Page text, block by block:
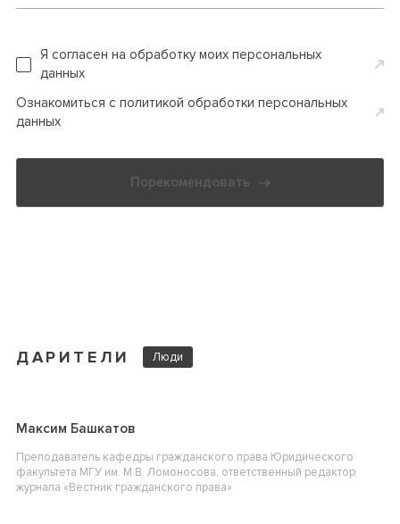
Я согласен на обработку моих персональных
данных
Ознакомиться с политикой обработки персональных
данных
Порекомендовать
ДАРИТЕЛИ Люди
Максим Башкатов
Преподаватель кафедры гражданского права Юридического
факультета МГУ им. М.В. Ломоносова, ответственный редактор
журнала «Вестник гражданского права»